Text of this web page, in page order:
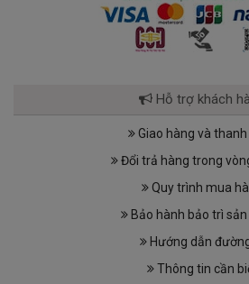
Hỗ trợ khách
Giao hàng và
Đổi trả hàng trong
Quy trình mua
Bảo hành bảo trì
Hướng dẫn
Thông tin cần